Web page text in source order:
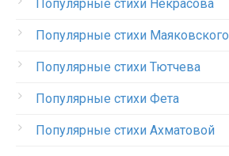
Популярные стихи Некрасова
Популярные стихи Маяковского
Популярные стихи Тютчева
Популярные стихи Фета
Популярные стихи Ахматовой